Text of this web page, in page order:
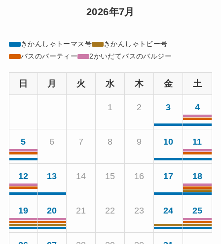
2026年7月
きかんしゃトーマス号
きかんしゃトビー号
バスのバーティー
2かいだてバスのバルジー
日 月 火 水 木 金 土
1 2 3 4
5 6 7 8 9 10 11
12 13 14 15 16 17 18
19 20 21 22 23 24 25